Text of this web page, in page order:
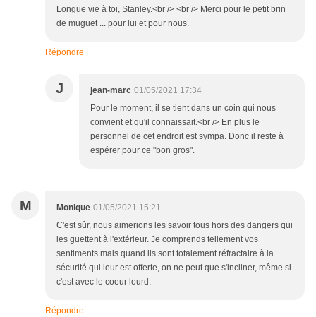
Longue vie à toi, Stanley.<br /> <br /> Merci pour le petit brin
de muguet ... pour lui et pour nous.
Répondre
J jean-marc 01/05/2021 17:34
Pour le moment, il se tient dans un coin qui nous
convient et qu'il connaissait.<br /> En plus le
personnel de cet endroit est sympa. Donc il reste à
espérer pour ce "bon gros".
M Monique 01/05/2021 15:21
C'est sûr, nous aimerions les savoir tous hors des dangers qui
les guettent à l'extérieur. Je comprends tellement vos
sentiments mais quand ils sont totalement réfractaire à la
sécurité qui leur est offerte, on ne peut que s'incliner, même si
c'est avec le coeur lourd.
Répondre